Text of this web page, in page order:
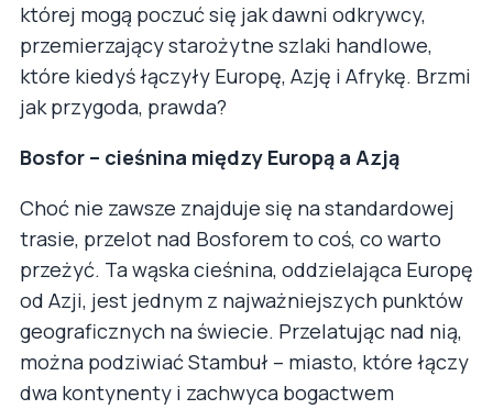
której mogą poczuć się jak dawni odkrywcy,
przemierzający starożytne szlaki handlowe,
które kiedyś łączyły Europę, Azję i Afrykę. Brzmi
jak przygoda, prawda?
Bosfor – cieśnina między Europą a Azją
Choć nie zawsze znajduje się na standardowej
trasie, przelot nad Bosforem to coś, co warto
przeżyć. Ta wąska cieśnina, oddzielająca Europę
od Azji, jest jednym z najważniejszych punktów
geograficznych na świecie. Przelatując nad nią,
można podziwiać Stambuł – miasto, które łączy
dwa kontynenty i zachwyca bogactwem